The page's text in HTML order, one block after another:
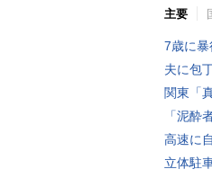
主要
7歳に
夫に包
関東「
「泥酔
高速に
立体駐